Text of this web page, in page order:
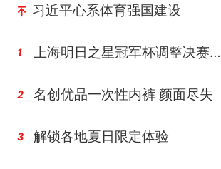
习近平心系体育强国建设
1 上海明日之星冠军杯调整决赛时间
2 名创优品一次性内裤 颜面尽失
3 解锁各地夏日限定体验